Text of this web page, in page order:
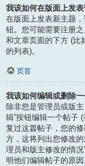
我该如何在版面上发
在版面上发表新主题
钮。您可能需要注册
和文章页面的下方 (比
的列表)。
页首
我该如何编辑或删除一
除非您是管理员或版
辑”按钮编辑一个帖子
复过这篇帖子，您的
方，这将列出您修改
理员和版主修改的情
明他们编辑帖子的原